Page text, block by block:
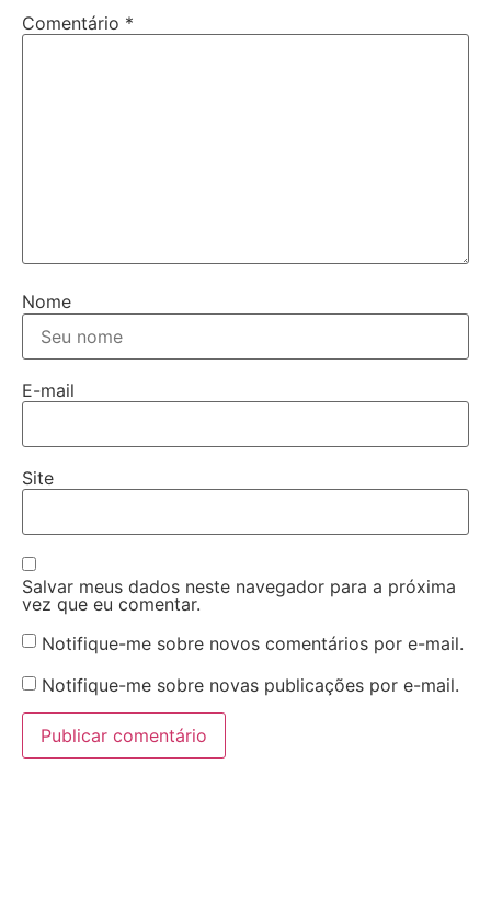
Comentário *
Nome
E-mail
Site
Salvar meus dados neste navegador para a próxima
vez que eu comentar.
Notifique-me sobre novos comentários por e-mail.
Notifique-me sobre novas publicações por e-mail.